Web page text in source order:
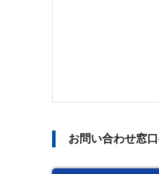
お問い合わせ窓